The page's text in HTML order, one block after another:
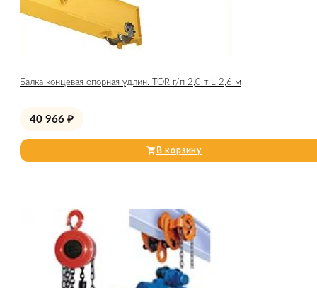
Балка концевая опорная удлин. TOR г/п 2,0 т L 2,6 м
40 966 ₽
В корзину